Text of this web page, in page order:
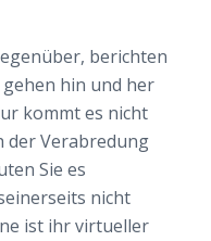
berichten
hin und her
kommt es nicht
der Verabredung
Sie es
nicht
ist ihr virtueller